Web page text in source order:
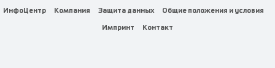
ИнфоЦентр Компания Защита данных
Общие положения и условия
Импринт
Контакт